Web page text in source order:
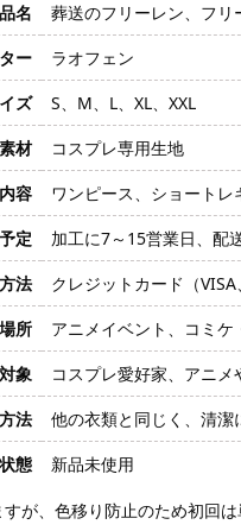
名
葬送のフリーレン、フリ
ー
ラオフェン
ズ
S、M、L、XL、XXL
素材
コスプレ専用生地
容
ワンピース、ショート
定
加工に7～15営業日、配
法
クレジットカード（
所
アニメイベント、コミ
象
コスプレ愛好家、アニ
法
他の衣類と同じく、清潔
態
新品未使用
が、色移り防止のため初回